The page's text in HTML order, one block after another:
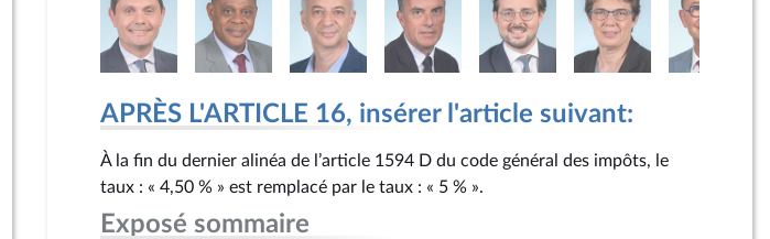
19 octobre 2024
APRÈS L'ARTICLE 16, insérer l'article suivant:
À la fin du dernier alinéa de l’article 1594 D du code général des impôts, le
taux : « 4,50 % » est remplacé par le taux : « 5 % ».
Exposé sommaire